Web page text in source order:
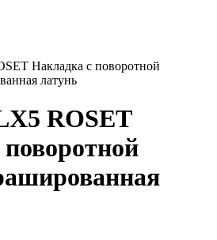
Накладка с поворотной
латунь
ROSET